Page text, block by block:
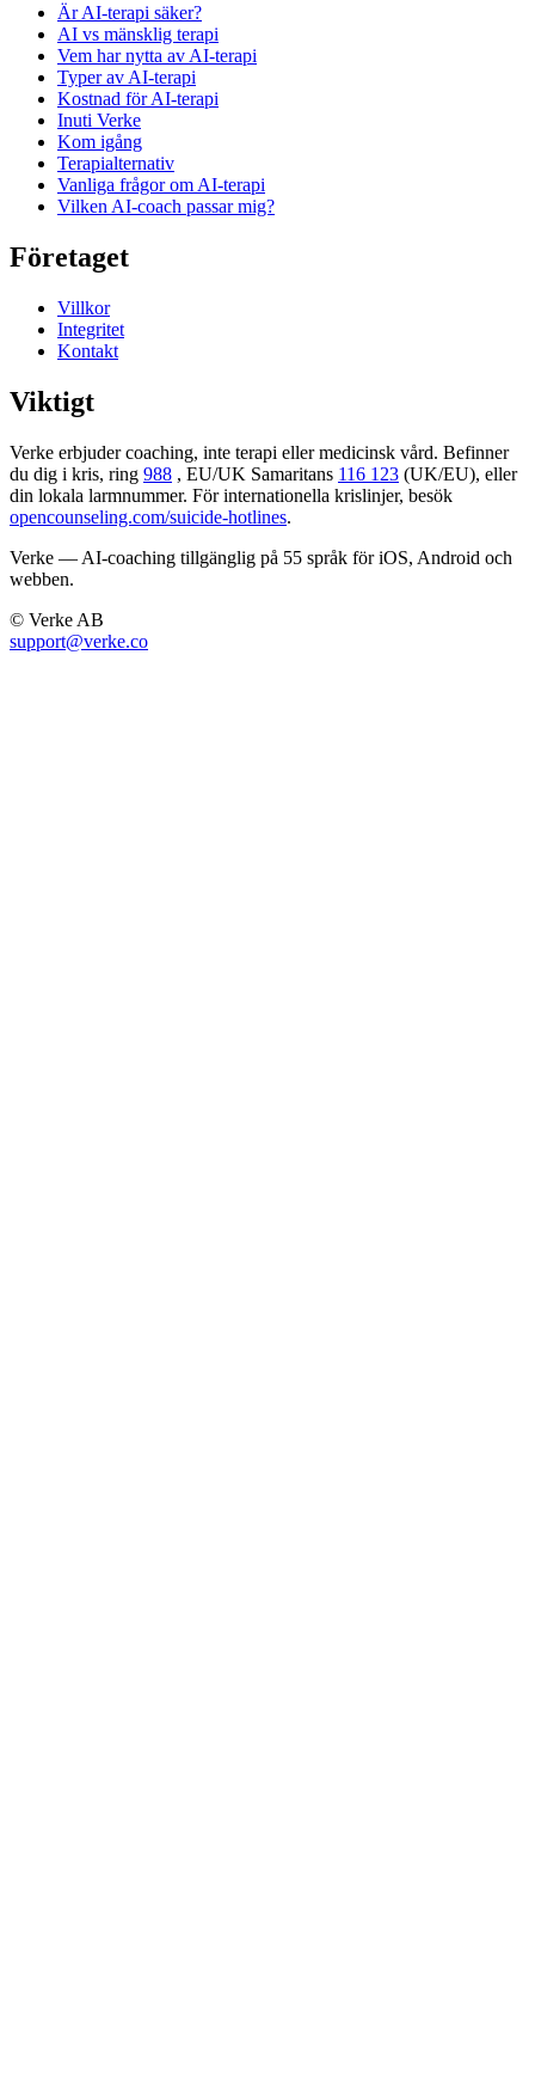
Är AI-terapi säker?
AI vs mänsklig terapi
Vem har nytta av AI-terapi
Typer av AI-terapi
Kostnad för AI-terapi
Inuti Verke
Kom igång
Terapi­alternativ
Vanliga frågor om AI-terapi
Vilken AI-coach passar mig?
Företaget
Villkor
Integritet
Kontakt
Viktigt
Verke erbjuder coaching, inte terapi eller medicinsk vård. Befinner
du dig i kris, ring 988 , EU/UK Samaritans 116 123 (UK/EU), eller
din lokala larmnummer. För internationella krislinjer, besök
opencounseling.com/suicide-hotlines.
Verke — AI-coaching tillgänglig på 55 språk för iOS, Android och
webben.
© Verke AB
support@verke.co